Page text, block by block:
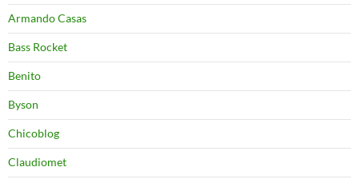
Armando Casas
Bass Rocket
Benito
Byson
Chicoblog
Claudiomet